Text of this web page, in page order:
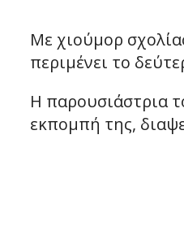
Με χιούμορ
περιμένει το
Η παρουσιάστρια
εκπομπή της,